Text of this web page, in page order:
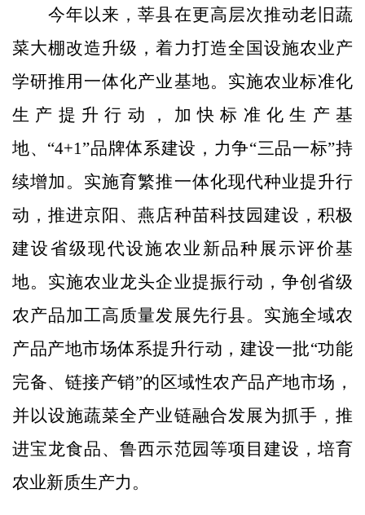
今年以来，莘县在更高层次推动老旧蔬
菜大棚改造升级，着力打造全国设施农业产
学研推用一体化产业基地。实施农业标准化
生产提升行动，加快标准化生产基
地、“4+1”品牌体系建设，力争“三品一标”持
续增加。实施育繁推一体化现代种业提升行
动，推进京阳、燕店种苗科技园建设，积极
建设省级现代设施农业新品种展示评价基
地。实施农业龙头企业提振行动，争创省级
农产品加工高质量发展先行县。实施全域农
产品产地市场体系提升行动，建设一批“功能
完备、链接产销”的区域性农产品产地市场，
并以设施蔬菜全产业链融合发展为抓手，推
进宝龙食品、鲁西示范园等项目建设，培育
农业新质生产力。